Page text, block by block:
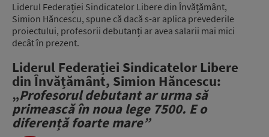
Liderul Federației Sindicatelor Libere din Învățământ,
Simion Hăncescu, spune că dacă s-ar aplica prevederile
proiectului, profesorii debutanți ar avea salarii mai mici
decât în prezent.
Liderul Federației Sindicatelor Libere
din Învățământ, Simion Hăncescu:
„Profesorul debutant ar urma să
primească în noua lege 7500. Eo
diferență foarte mare”